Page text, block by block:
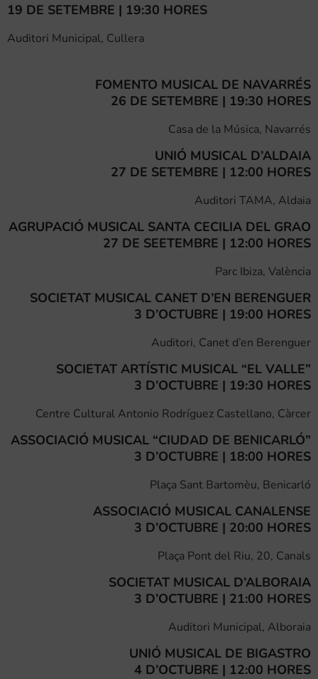
19 DE SETEMBRE | 19:30 HORES
Auditori Municipal, Cullera
FOMENTO MUSICAL DE NAVARRÉS
26 DE SETEMBRE | 19:30 HORES
Casa de la Música, Navarrés
UNIÓ MUSICAL D’ALDAIA
27 DE SETEMBRE | 12:00 HORES
Auditori TAMA, Aldaia
AGRUPACIÓ MUSICAL SANTA CECILIA DEL GRAO
27 DE SEETEMBRE | 12:00 HORES
Parc Ibiza, València
SOCIETAT MUSICAL CANET D’EN BERENGUER
3 D’OCTUBRE | 19:00 HORES
Auditori, Canet d’en Berenguer
SOCIETAT ARTÍSTIC MUSICAL “EL VALLE”
3 D’OCTUBRE | 19:30 HORES
Centre Cultural Antonio Rodríguez Castellano, Càrcer
ASSOCIACIÓ MUSICAL “CIUDAD DE BENICARLÓ”
3 D’OCTUBRE | 18:00 HORES
Plaça Sant Bartomèu, Benicarló
ASSOCIACIÓ MUSICAL CANALENSE
3 D’OCTUBRE | 20:00 HORES
Plaça Pont del Riu, 20, Canals
SOCIETAT MUSICAL D’ALBORAIA
3 D’OCTUBRE | 21:00 HORES
Auditori Municipal, Alboraia
UNIÓ MUSICAL DE BIGASTRO
4 D’OCTUBRE | 12:00 HORES